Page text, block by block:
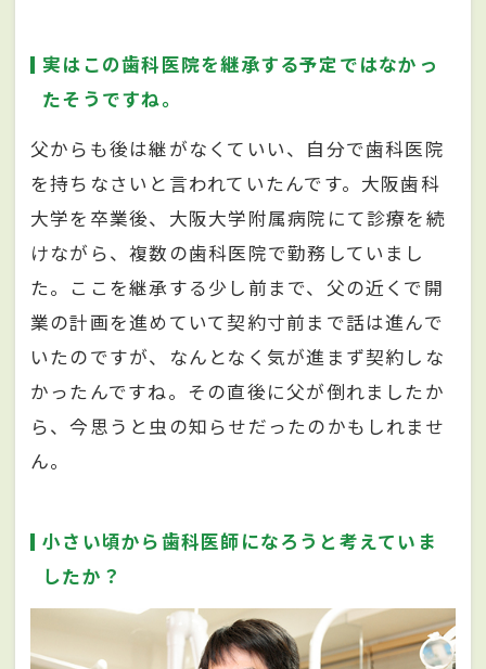
実はこの歯科医院を継承する予定ではなかっ
たそうですね。
父からも後は継がなくていい、自分で歯科医院
を持ちなさいと言われていたんです。大阪歯科
大学を卒業後、大阪大学附属病院にて診療を続
けながら、複数の歯科医院で勤務していまし
た。ここを継承する少し前まで、父の近くで開
業の計画を進めていて契約寸前まで話は進んで
いたのですが、なんとなく気が進まず契約しな
かったんですね。その直後に父が倒れましたか
ら、今思うと虫の知らせだったのかもしれませ
ん。
小さい頃から歯科医師になろうと考えていま
したか？